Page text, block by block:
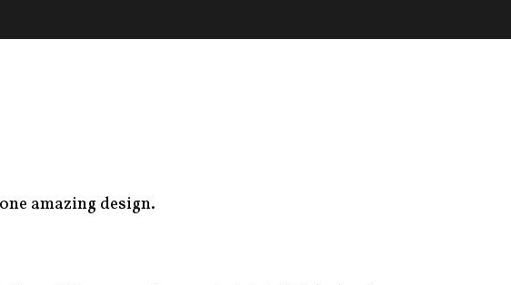
amazing design.